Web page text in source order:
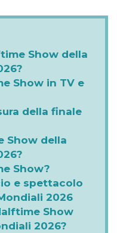
Show della
Show in TV e
della finale
Show della
Show?
e spettacolo
2026
Show
2026?